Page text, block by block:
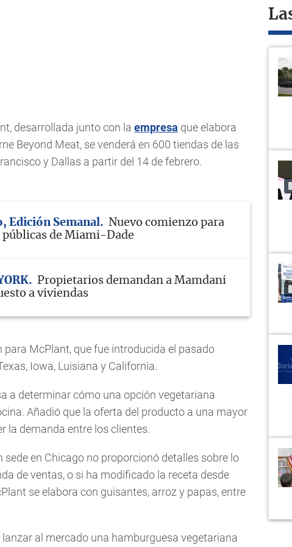
desarrollada junto con la empresa que elabora
Beyond Meat, se venderá en 600 tiendas de las
y Dallas a partir del 14 de febrero.
Edición Semanal
Nuevo comienzo para
públicas de Miami-Dade
Propietarios demandan a Mamdani
a viviendas
para McPlant, que fue introducida el pasado
Iowa, Luisiana y California.
a determinar cómo una opción vegetariana
Añadió que la oferta del producto a una mayor
la demanda entre los clientes.
sede en Chicago no proporcionó detalles sobre lo
de ventas, o si ha modificado la receta desde
se elabora con guisantes, arroz y papas, entre
lanzar al mercado una hamburguesa vegetariana